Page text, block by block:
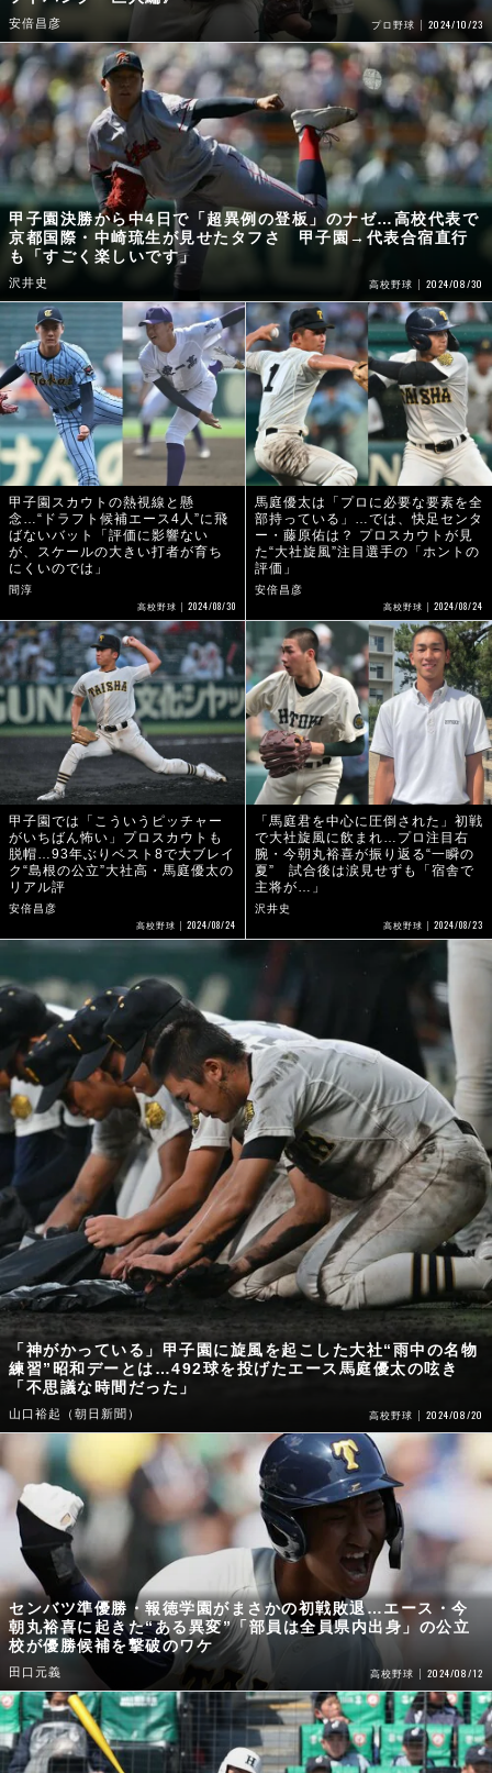
安倍昌彦 プロ野球 2024/10/23
甲子園決勝から中4日で「超異例の登板」のナゼ…高校代表で
京都国際・中崎琉生が見せたタフさ 甲子園→代表合宿直行
も「すごく楽しいです」
沢井史 高校野球 2024/08/30
甲子園スカウトの熱視線と懸
念…“ドラフト候補エース4人”に飛
ばないバット「評価に影響ない
が、スケールの大きい打者が育ち
にくいのでは」
間淳
高校野球 2024/08/30
馬庭優太は「プロに必要な要素を全
部持っている」…では、快足センタ
ー・藤原佑は？ プロスカウトが見
た“大社旋風”注目選手の「ホントの
評価」
安倍昌彦
高校野球 2024/08/24
甲子園では「こういうピッチャー
がいちばん怖い」プロスカウトも
脱帽…93年ぶりベスト8で大ブレイ
ク“島根の公立”大社高・馬庭優太の
リアル評
安倍昌彦
高校野球 2024/08/24
「馬庭君を中心に圧倒された」初戦
で大社旋風に飲まれ…プロ注目右
腕・今朝丸裕喜が振り返る“一瞬の
夏” 試合後は涙見せずも「宿舎で
主将が…」
沢井史
高校野球 2024/08/23
「神がかっている」甲子園に旋風を起こした大社“雨中の名物
練習”昭和デーとは…492球を投げたエース馬庭優太の呟き
「不思議な時間だった」
山口裕起（朝日新聞） 高校野球 2024/08/20
センバツ準優勝・報徳学園がまさかの初戦敗退…エース・今
朝丸裕喜に起きた“ある異変”「部員は全員県内出身」の公立
校が優勝候補を撃破のワケ
田口元義 高校野球 2024/08/12